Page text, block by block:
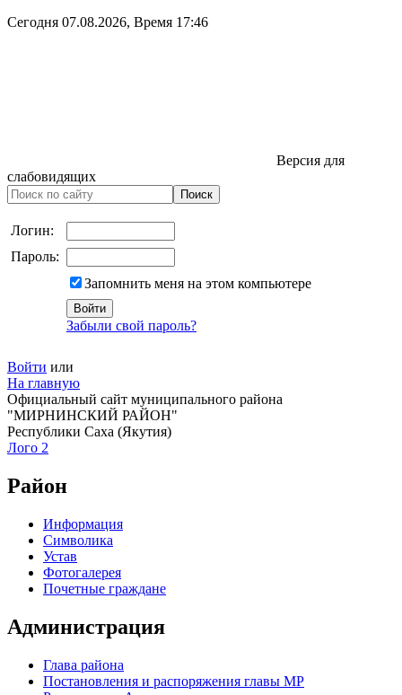
Сегодня 07.08.2026, Время 17:46
Версия для
слабовидящих
Логин:
Пароль:
Запомнить меня на этом компьютере
Забыли свой пароль?
Войти или
На главную
Официальный сайт муниципального района
"МИРНИНСКИЙ РАЙОН"
Республики Саха (Якутия)
Лого 2
Район
Информация
Символика
Устав
Фотогалерея
Почетные граждане
Администрация
Глава района
Постановления и распоряжения главы МР